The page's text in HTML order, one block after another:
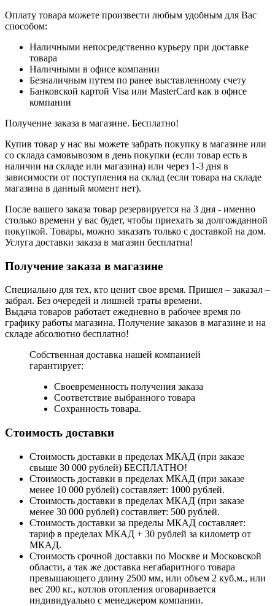
Оплату товара можете произвести любым удобным для Вас
способом:
Наличными непосредственно курьеру при доставке
товара
Наличными в офисе компании
Безналичным путем по ранее выставленному счету
Банковской картой Visa или MasterCard как в офисе
компании
Получение заказа в магазине. Бесплатно!
Купив товар у нас вы можете забрать покупку в магазине или
со склада самовывозом в день покупки (если товар есть в
наличии на складе или магазина) или через 1-3 дня в
зависимости от поступления на склад (если товара на складе
магазина в данный момент нет).
После вашего заказа товар резервируется на 3 дня - именно
столько времени у вас будет, чтобы приехать за долгожданной
покупкой. Товары, можно заказать только с доставкой на дом.
Услуга доставки заказа в магазин бесплатна!
Получение заказа в магазине
Специально для тех, кто ценит свое время. Пришел – заказал –
забрал. Без очередей и лишней траты времени.
Выдача товаров работает ежедневно в рабочее время по
графику работы магазина. Получение заказов в магазине и на
складе абсолютно бесплатно!
Собственная доставка нашей компанией
гарантирует:
Своевременность получения заказа
Соответствие выбранного товара
Сохранность товара.
Стоимость доставки
Стоимость доставки в пределах МКАД (при заказе
свыше 30 000 рублей) БЕСПЛАТНО!
Стоимость доставки в пределах МКАД (при заказе
менее 10 000 рублей) составляет: 1000 рублей.
Стоимость доставки в пределах МКАД (при заказе
менее 30 000 рублей) составляет: 500 рублей.
Стоимость доставки за пределы МКАД составляет:
тариф в пределах МКАД + 30 рублей за километр от
МКАД.
Стоимость срочной доставки по Москве и Московской
области, а так же доставка негабаритного товара
превышающего длину 2500 мм, или объем 2 куб.м., или
вес 200 кг., котлов отопления оговаривается
индивидуально с менеджером компании.